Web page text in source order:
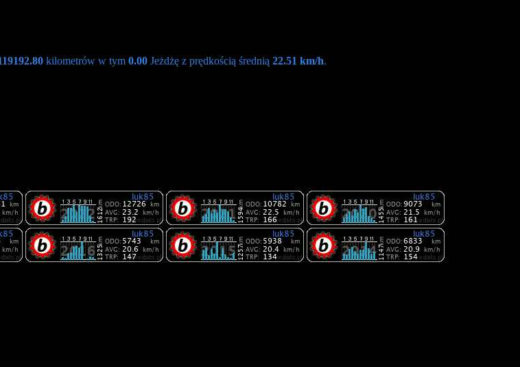
kilometrów w tym 0.00 Jeżdżę z prędkością średnią 22.51 km/h.